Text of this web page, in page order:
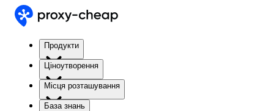
Продукти
Ціноутворення
Місця розташування
База знань